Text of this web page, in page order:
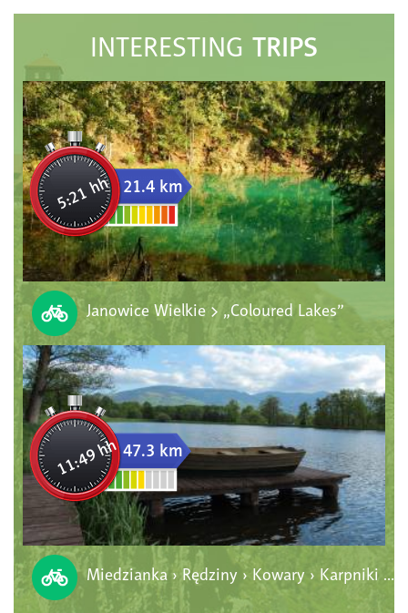
INTERESTING TRIPS
5:21 hh 21.4 km
Janowice Wielkie > „Coloured Lakes”
11:49 hh47.3 km
Miedzianka › Rędziny › Kowary › Karpniki › Janowice Wielkie